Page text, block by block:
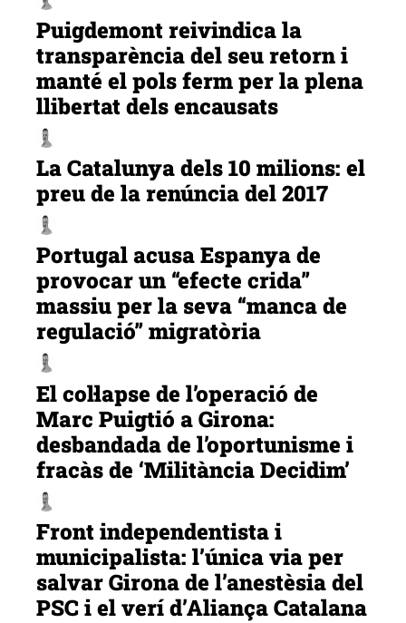
Puigdemont reivindica la
transparència del seu retorn i
manté el pols ferm per la plena
llibertat dels encausats
La Catalunya dels 10 milions: el
preu de la renúncia del 2017
Portugal acusa Espanya de
provocar un “efecte crida”
massiu per la seva “manca de
regulació” migratòria
El col·lapse de l’operació de
Marc Puigtió a Girona:
desbandada de l’oportunisme i
fracàs de ‘Militància Decidim’
Front independentista i
municipalista: l’única via per
salvar Girona de l’anestèsia del
PSC i el verí d’Aliança Catalana